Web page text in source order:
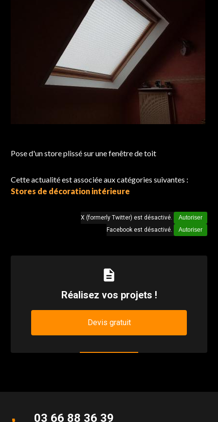
Pose d'un store plissé sur une fenêtre de toit
Cette actualité est associée aux catégories suivantes :
Stores de décoration intérieure
X (formerly Twitter) est désactivé.
Autoriser
Facebook est désactivé.
Autoriser
description
Réalisez vos projets !
Devis gratuit
03 66 88 36 39